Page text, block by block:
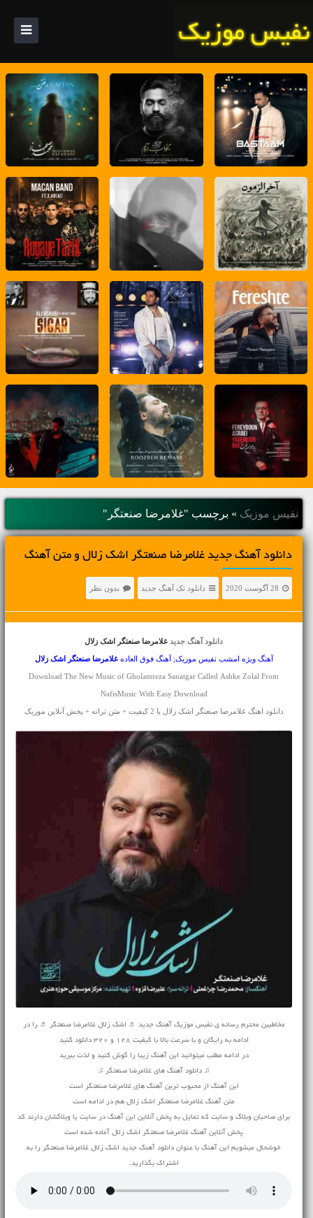
نفیس موزیک » برچسب "غلامرضا صنعتگر"
دانلود آهنگ جديد غلامرضا صنعتگر اشک زلال و متن آهنگ
28 آگوست 2020 دانلود تک آهنگ جدید بدون نظر
دانلود آهنگ جدید غلامرضا صنعتگر اشک زلال
آهنگ ویژه امشب نفیس موزیک; آهنگ فوق العادهغلامرضا صنعتگر اشک زلال
Download The New Music of Gholamreza Sanatgar Called Ashke Zolal From
NafisMusic With Easy Download
دانلود اهنگ غلامرضا صنعتگر اشک زلال با 2 کیفیت + متن ترانه + پخش آنلاین موزیک
مخاطبین محترم رسانه ی نفیس موزیک آهنگ جدید ♬ اشک زلال غلامرضا صنعتگر ♬ را در
ادامه به رایگان و با سرعت بالا با کیفیت 128 و 320 دانلود کنید
در ادامه مطلب میتوانید این آهنگ زیبا را گوش کنید و لذت ببرید
♫ دانلود آهنگ های غلامرضا صنعتگر ♫
این آهنگ از محبوب ترین آهنگ های غلامرضا صنعتگر است
متن آهنگ غلامرضا صنعتگر اشک زلال هم در ادامه است
برای صاحبان وبلاگ و سایت که تمایل به پخش آنلاین این آهنگ در سایت یا وبلاگشان دارند کد
پخش آنلاین آهنگ غلامرضا صنعتگر اشک زلال آماده شده است
خوشحال میشویم این آهنگ با عنوان دانلود آهنگ جدید اشک زلال غلامرضا صنعتگر را به
اشتراک بگذارید.